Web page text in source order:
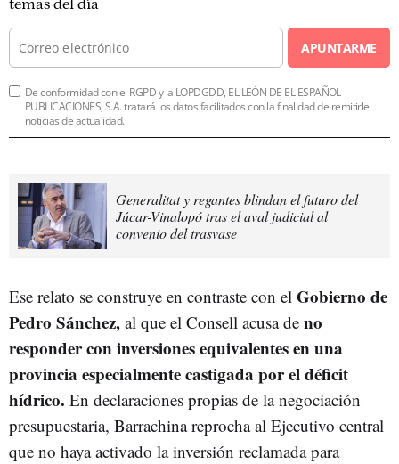
temas del día
APUNTARME
De conformidad con el RGPD y la LOPDGDD, EL LEÓN DE EL ESPAÑOL
PUBLICACIONES, S.A. tratará los datos facilitados con la finalidad de remitirle
noticias de actualidad.
Generalitat y regantes blindan el futuro del
Júcar-Vinalopó tras el aval judicial al
convenio del trasvase
Ese relato se construye en contraste con el Gobierno de
Pedro Sánchez, al que el Consell acusa de no
responder con inversiones equivalentes en una
provincia especialmente castigada por el déficit
hídrico. En declaraciones propias de la negociación
presupuestaria, Barrachina reprocha al Ejecutivo central
que no haya activado la inversión reclamada para